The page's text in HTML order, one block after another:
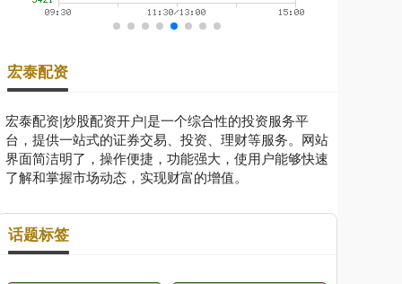
宏泰配资
宏泰配资|炒股配资开户|是一个综合性的投资服务平
台，提供一站式的证券交易、投资、理财等服务。网站
界面简洁明了，操作便捷，功能强大，使用户能够快速
了解和掌握市场动态，实现财富的增值。
话题标签